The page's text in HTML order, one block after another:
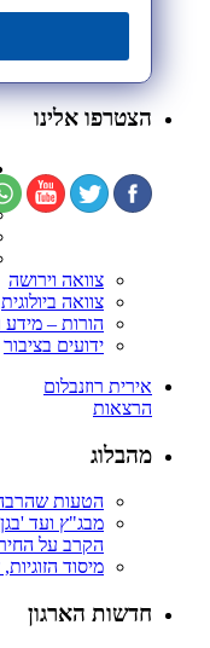
הצטרפו אלינו
צוואה וירושה
צוואה ביולוגית
הורות –
ידועים בציבור
אירית רוזנבלום
הרצאות
מהבלוג
הטעות שהרבה
מבג"ץ ועד
הקרב על
מיסוד
חדשות הארגון